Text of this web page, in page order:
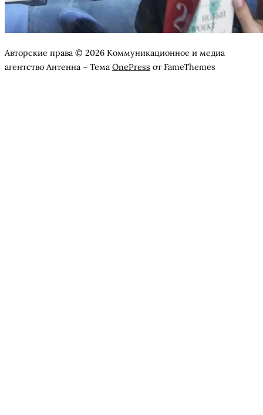
Авторские права © 2026 Коммуникационное и медиа
агентство Антенна – Тема OnePress от FameThemes